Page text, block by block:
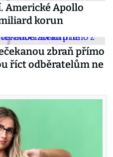
Americké Apollo
miliard korun
zbraň přímo
říct odběratelům ne